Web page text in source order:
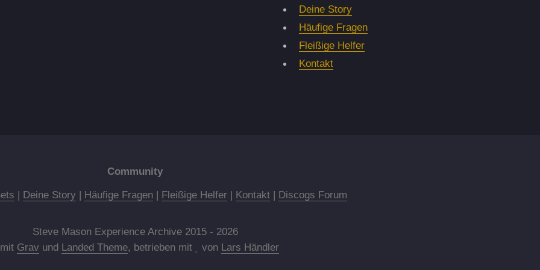
Deine Story
Häufige Fragen
Fleißige Helfer
Kontakt
Community
| Deine Story | Häufige Fragen | Fleißige Helfer | Kontakt | Discogs Forum
Steve Mason Experience Archive 2015 - 2026
mit Grav und Landed Theme, betrieben mit von Lars Händler